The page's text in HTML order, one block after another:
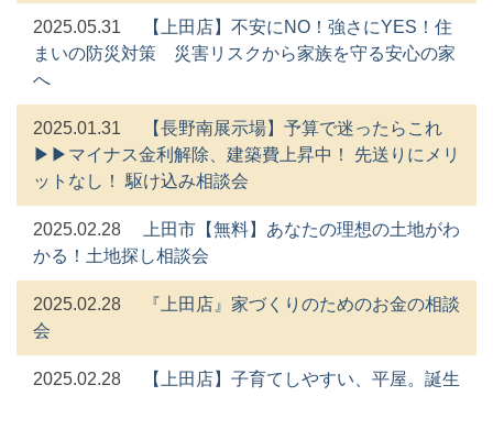
2025.05.31
【上田店】不安にNO！強さにYES！住
まいの防災対策 災害リスクから家族を守る安心の家
へ
2025.01.31
【長野南展示場】予算で迷ったらこれ
▶▶マイナス金利解除、建築費上昇中！ 先送りにメリ
ットなし！ 駆け込み相談会
2025.02.28
上田市【無料】あなたの理想の土地がわ
かる！土地探し相談会
2025.02.28
『上田店』家づくりのためのお金の相談
会
2025.02.28 【上田店】子育てしやすい、平屋。誕生